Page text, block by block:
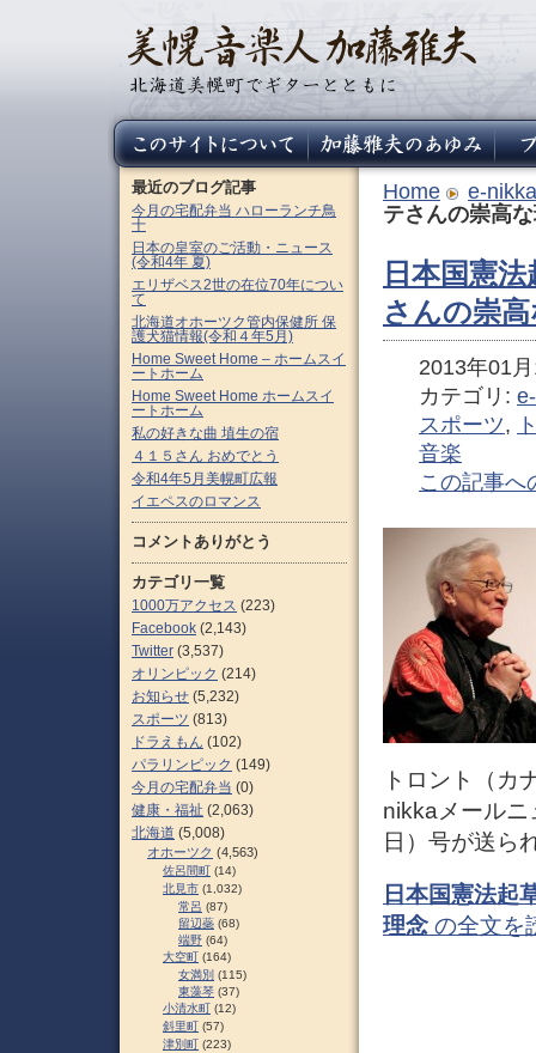
Home
e-nikka
テさんの崇高
日本国憲
さんの崇
2013年01
カテゴリ:
スポーツ,
音楽
この記事へ
トロント（カ
nikkaメール
日）号が送ら
日本国憲法起
理念 の全文を
最近のブログ記事
今月の宅配弁当 ハローランチ鳥
十
日本の皇室のご活動・ニュース
(令和4年 夏)
エリザベス2世の在位70年につい
て
北海道オホーツク管内保健所 保
護犬猫情報(令和４年5月)
Home Sweet Home – ホームスイ
ートホーム
Home Sweet Home ホームスイ
ートホーム
私の好きな曲 埴生の宿
４１５さん おめでとう
令和4年5月美幌町広報
イエペスのロマンス
コメントありがとう
カテゴリ一覧
1000万アクセス (223)
Facebook (2,143)
Twitter (3,537)
オリンピック (214)
お知らせ (5,232)
スポーツ (813)
ドラえもん (102)
パラリンピック (149)
今月の宅配弁当 (0)
健康・福祉 (2,063)
北海道 (5,008)
オホーツク (4,563)
佐呂間町 (14)
北見市 (1,032)
常呂 (87)
留辺蘂 (68)
端野 (64)
大空町 (164)
女満別 (115)
東藻琴 (37)
小清水町 (12)
斜里町 (57)
津別町 (223)